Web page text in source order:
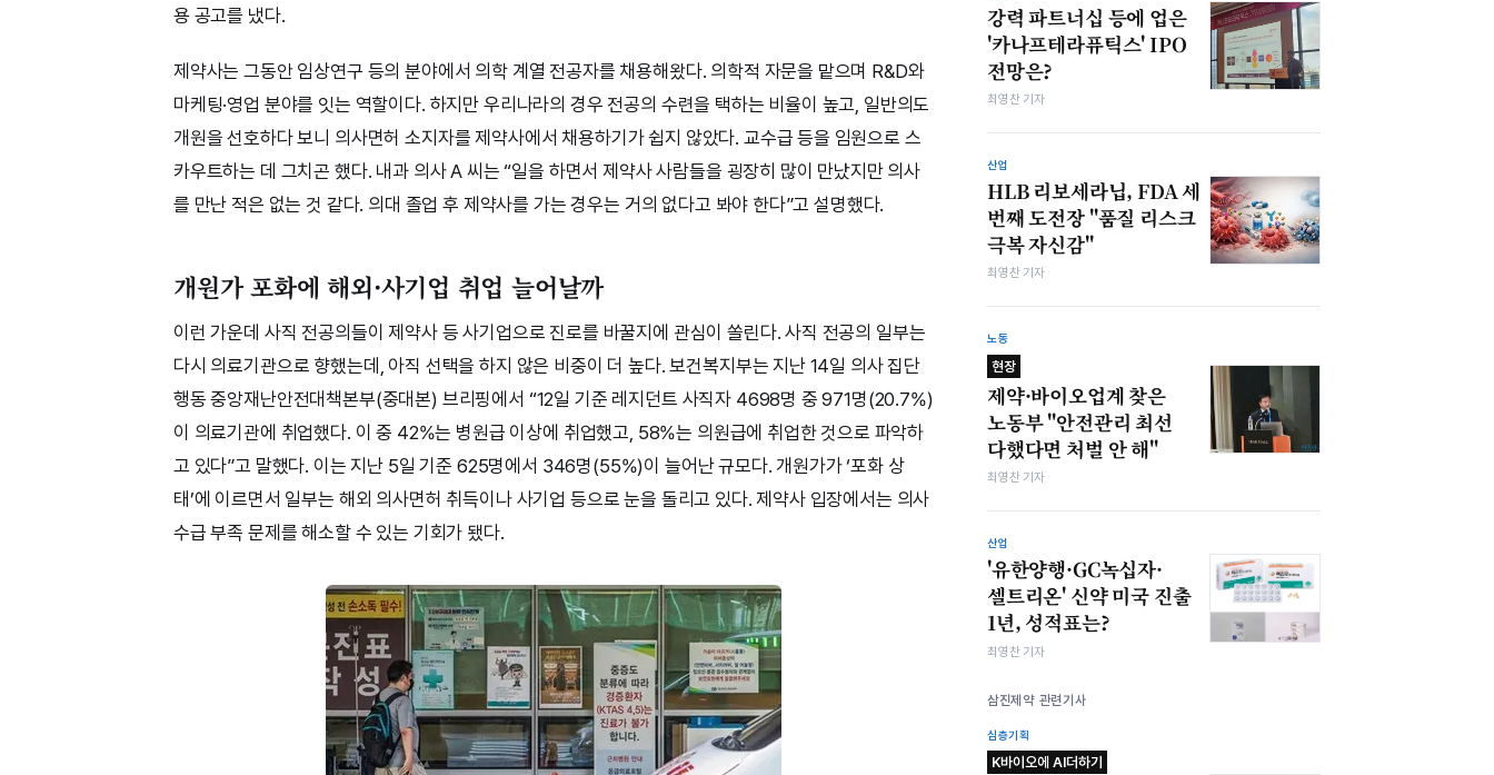
용 공고를 냈다.
제약사는 그동안 임상연구 등의 분야에서 의학 계열 전공자를 채용해왔다. 의학적 자문을 맡으며 R&D와
마케팅·영업 분야를 잇는 역할이다. 하지만 우리나라의 경우 전공의 수련을 택하는 비율이 높고, 일반의도
개원을 선호하다 보니 의사면허 소지자를 제약사에서 채용하기가 쉽지 않았다. 교수급 등을 임원으로 스
카우트하는 데 그치곤 했다. 내과 의사 A 씨는 “일을 하면서 제약사 사람들을 굉장히 많이 만났지만 의사
를 만난 적은 없는 것 같다. 의대 졸업 후 제약사를 가는 경우는 거의 없다고 봐야 한다”고 설명했다.
개원가 포화에 해외·사기업 취업 늘어날까
이런 가운데 사직 전공의들이 제약사 등 사기업으로 진로를 바꿀지에 관심이 쏠린다. 사직 전공의 일부는
다시 의료기관으로 향했는데, 아직 선택을 하지 않은 비중이 더 높다. 보건복지부는 지난 14일 의사 집단
행동 중앙재난안전대책본부(중대본) 브리핑에서 “12일 기준 레지던트 사직자 4698명 중 971명(20.7%)
이 의료기관에 취업했다. 이 중 42%는 병원급 이상에 취업했고, 58%는 의원급에 취업한 것으로 파악하
고 있다”고 말했다. 이는 지난 5일 기준 625명에서 346명(55%)이 늘어난 규모다. 개원가가 ‘포화 상
태’에 이르면서 일부는 해외 의사면허 취득이나 사기업 등으로 눈을 돌리고 있다. 제약사 입장에서는 의사
수급 부족 문제를 해소할 수 있는 기회가 됐다.
강력 파트너십 등에 업은
'카나프테라퓨틱스' IPO
전망은?
최영찬 기자
산업
HLB 리보세라닙, FDA 세
번째 도전장 "품질 리스크
극복 자신감"
최영찬 기자
노동
현장
제약·바이오업계 찾은
노동부 "안전관리 최선
다했다면 처벌 안 해"
최영찬 기자
산업
​'유한양행·GC녹십자·
셀트리온' 신약 미국 진출
1년, 성적표는?
최영찬 기자
삼진제약 관련기사
심층기획
K바이오에 AI더하기